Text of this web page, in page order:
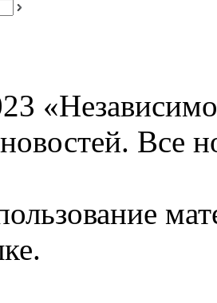
новостей. Все